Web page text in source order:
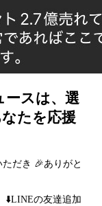
ースは、選
たを応援
だき 🎉ありがと
⬇️LINEの友達追加